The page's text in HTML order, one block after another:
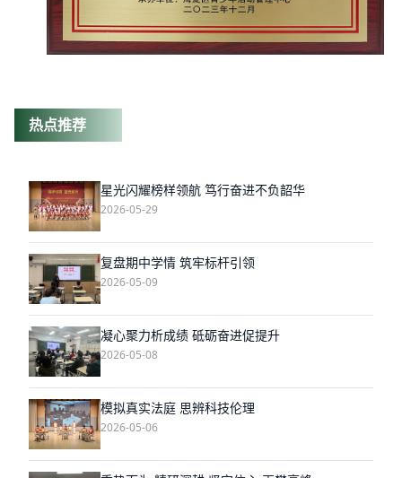
热点推荐
星光闪耀榜样领航 笃行奋进不负韶华
2026-05-29
复盘期中学情 筑牢标杆引领
2026-05-09
凝心聚力析成绩 砥砺奋进促提升
2026-05-08
模拟真实法庭 思辨科技伦理
2026-05-06